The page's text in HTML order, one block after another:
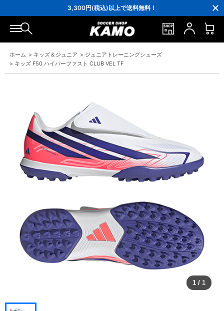
3,300円(税込)以上で送料無料！
ポイント還元率5％！プレミア会員は7％
会員の方にはお誕生月に「10％OFFクーポン」プレゼント！
16,000円(税込)以上でシューズケースプレゼント！
3,300円(税込)以上で送料無料！
ホーム > キッズ＆ジュニア > ジュニアトレーニングシューズ
> キッズ F50 ハイパーファスト CLUB VEL TF
1 / 1